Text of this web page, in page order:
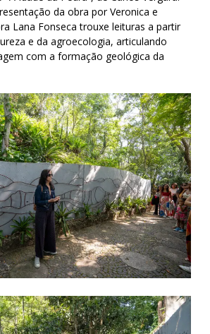
da obra por Veronica e
Lana Fonseca trouxe leituras a partir
e da agroecologia, articulando
com a formação geológica da